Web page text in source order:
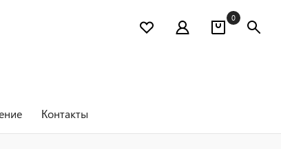
0
Контакты